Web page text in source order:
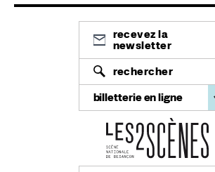
recevez la
newsletter
rechercher
billetterie en ligne